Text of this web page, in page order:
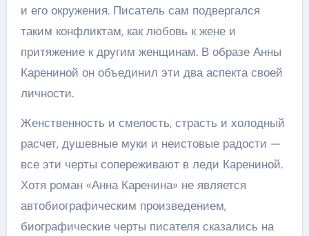
и его окружения. Писатель сам подвергался
таким конфликтам, как любовь к жене и
притяжение к другим женщинам. В образе Анны
Карениной он объединил эти два аспекта своей
личности.
Женственность и смелость, страсть и холодный
расчет, душевные муки и неистовые радости —
все эти черты сопереживают в леди Карениной.
Хотя роман «Анна Каренина» не является
автобиографическим произведением,
биографические черты писателя сказались на